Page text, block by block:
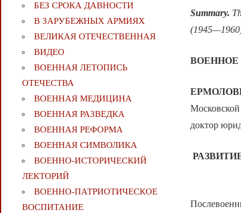
Summary.
ВОЕННОЕ
доктор
БЕЗ СРОКА ДАВНОСТИ
В ЗАРУБЕЖНЫХ АРМИЯХ
ВЕЛИКАЯ ОТЕЧЕСТВЕННАЯ
ВИДЕО
ВОЕННАЯ ЛЕТОПИСЬ
ОТЕЧЕСТВА
ВОЕННАЯ МЕДИЦИНА
ВОЕННАЯ РАЗВЕДКА
ВОЕННАЯ РЕФОРМА
ВОЕННАЯ СИМВОЛИКА
ВОЕННО-ИСТОРИЧЕСКИЙ
ЛЕКТОРИЙ
ВОЕННО-ПАТРИОТИЧЕСКОЕ
ВОСПИТАНИЕ